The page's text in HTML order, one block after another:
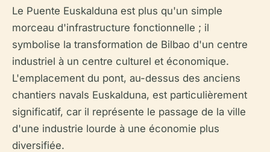
Le Puente Euskalduna est plus qu'un simple
morceau d'infrastructure fonctionnelle ; il
symbolise la transformation de Bilbao d'un centre
industriel à un centre culturel et économique.
L'emplacement du pont, au-dessus des anciens
chantiers navals Euskalduna, est particulièrement
significatif, car il représente le passage de la ville
d'une industrie lourde à une économie plus
diversifiée.